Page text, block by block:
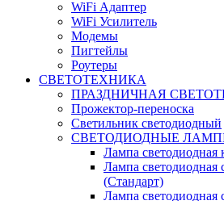
WiFi Адаптер
WiFi Усилитель
Модемы
Пигтейлы
Роутеры
СВЕТОТЕХНИКА
ПРАЗДНИЧНАЯ
Прожектор-переноска
Светильник светодиодный
СВЕТОДИОДНЫЕ
Лампа светодиодная
Лампа светодиодная
(Стандарт)
Лампа светодиодная